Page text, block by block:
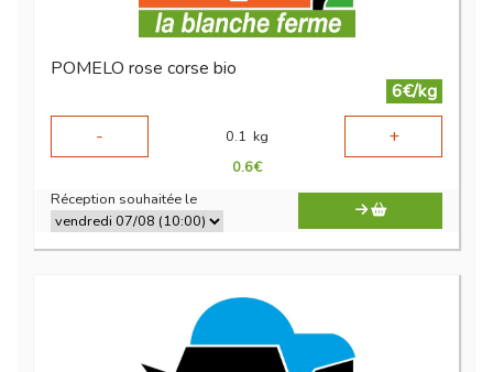
POMELO rose corse bio
6€/kg
-
0.1 kg +
0.6€
Réception souhaitée le